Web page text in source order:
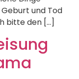
und Tod
bitte den […]